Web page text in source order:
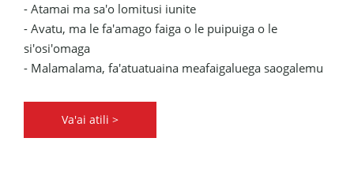
- Atamai ma sa'o lomitusi iunite
- Avatu, ma le fa'amago faiga o le puipuiga o le
si'osi'omaga
- Malamalama, fa'atuatuaina meafaigaluega saogalemu
Va'ai atili >